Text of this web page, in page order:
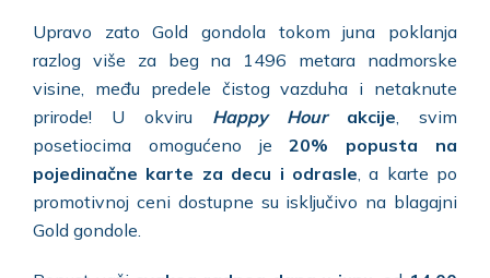
Upravo zato Gold gondola tokom juna poklanja
razlog više za beg na 1496 metara nadmorske
visine, među predele čistog vazduha i netaknute
prirode! U okviru Happy Hourakcije, svim
posetiocima omogućeno je20% popusta
na
pojedinačne karte za decu i odrasle, a karte po
promotivnoj ceni dostupne su isključivo na blagajni
Gold gondole.